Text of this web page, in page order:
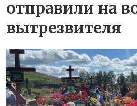
отправили на
вытрезвителя